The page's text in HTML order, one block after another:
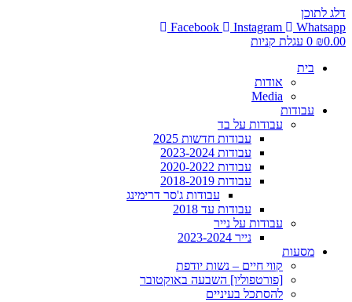
דלג לתוכן
Facebook
Instagram
Whatsapp
₪0.00
0 עגלת קניות
בית
אודות
Media
עבודות
עבודות על בד
עבודות חדשות 2025
עבודות 2023-2024
עבודות 2020-2022
עבודות 2018-2019
עבודות ג'סר דרימינג
עבודות עד 2018
עבודות על נייר
נייר 2023-2024
מסעות
קווי חיים – נשות יודפת
[פורטפוליו] השבעה באוקטובר
להסתכל בעיניים